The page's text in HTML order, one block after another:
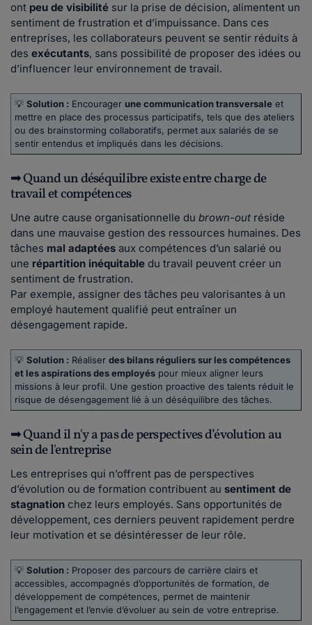
ont peu de visibilité sur la prise de décision, alimentent un
sentiment de frustration et d’impuissance. Dans ces
entreprises, les collaborateurs peuvent se sentir réduits à
des exécutants, sans possibilité de proposer des idées ou
d’influencer leur environnement de travail.
💡 Solution : Encourager une communication transversale et
mettre en place des processus participatifs, tels que des ateliers
ou des brainstorming collaboratifs, permet aux salariés de se
sentir entendus et impliqués dans les décisions.
➡ Quand un déséquilibre existe entre charge de
travail et compétences
Une autre cause organisationnelle du brown-out réside
dans une mauvaise gestion des ressources humaines. Des
tâches mal adaptées aux compétences d’un salarié ou
une répartition inéquitable du travail peuvent créer un
sentiment de frustration.
Par exemple, assigner des tâches peu valorisantes à un
employé hautement qualifié peut entraîner un
désengagement rapide.
💡 Solution : Réaliser des bilans réguliers sur les compétences
et les aspirations des employés pour mieux aligner leurs
missions à leur profil. Une gestion proactive des talents réduit le
risque de désengagement lié à un déséquilibre des tâches.
➡ Quand il n'y a pas de perspectives d’évolution au
sein de l'entreprise
Les entreprises qui n’offrent pas de perspectives
d’évolution ou de formation contribuent au sentiment de
stagnation chez leurs employés. Sans opportunités de
développement, ces derniers peuvent rapidement perdre
leur motivation et se désintéresser de leur rôle.
💡 Solution : Proposer des parcours de carrière clairs et
accessibles, accompagnés d’opportunités de formation, de
développement de compétences, permet de maintenir
l’engagement et l’envie d’évoluer au sein de votre entreprise.